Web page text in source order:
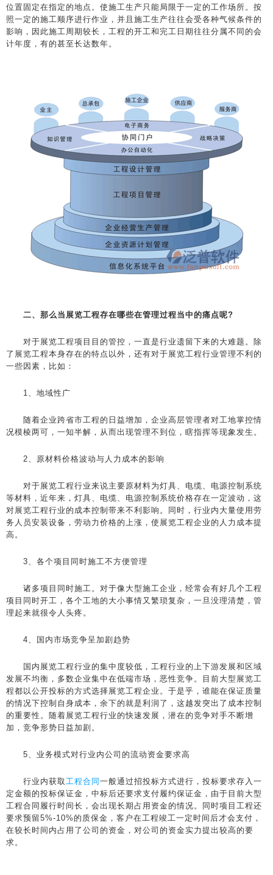
位置固定在指定的地点。使施工生产只能局限于一定的工作场所。按
照一定的施工顺序进行作业，并且施工生产往往会受各种气候条件的
影响，因此施工周期较长，工程的开工和完工日期往往分属不同的会
计年度，有的甚至长达数年。
二、那么当展览工程存在哪些在管理过程当中的痛点呢?
对于展览工程项目目的管控，一直是行业遗留下来的大难题。除
了展览工程本身存在的特点以外，还有对于展览工程行业管理不利的
一些因素，比如：
1、地域性广
随着企业跨省市工程的日益增加，企业高层管理者对工地掌控情
况模棱两可，一知半解，从而出现管理不到位，瞎指挥等现象发生。
2、原材料价格波动与人力成本的影响
对于展览工程行业来说主要原材料为灯具、电缆、电源控制系统
等材料，近年来，灯具、电缆、电源控制系统价格存在一定波动，这
对展览工程行业的成本控制带来不利影响。同时，行业内大量使用劳
务人员安装设备，劳动力价格的上涨，使展览工程企业的人力成本提
高。
3、各个项目同时施工不方便管理
诸多项目同时施工。对于像大型施工企业，经常会有好几个工程
项目同时开工，各个工地的大小事情又繁琐复杂，一旦没理清楚，管
理起来就很令人头疼。
4、国内市场竞争呈加剧趋势
国内展览工程行业的集中度较低，工程行业的上下游发展和区域
发展不均衡，多数企业集中在低端市场，恶性竞争。目前大型展览工
程都以公开投标的方式选择展览工程企业。于是乎，谁能在保证质量
的情况下控制自身成本，余下的就是利润了，这越发突出了成本控制
的重要性。随着展览工程行业的快速发展，潜在的竞争对手不断增
加，竞争形势日益加剧。
5、业务模式对行业内公司的流动资金要求高
行业内获取 工程合同 一般通过招投标方式进行，投标要求存入一
定金额的投标保证金，中标后还要求支付履约保证金，由于目前大型
工程合同履行时间长，会出现长期占用资金的情况。同时项目工程还
要求预留5%-10%的质保金，客户在工程竣工一定时间后才会支付，
在较长时间内占用了公司的资金，对公司的资金实力提出较高的要
求。